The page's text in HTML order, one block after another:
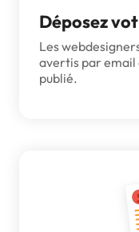
Déposez
Les
avertis par
publié.